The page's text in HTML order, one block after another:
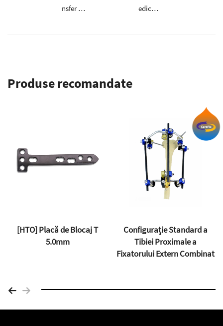
nsfer Os
edică p
Produse recomandate
[HTO] Placă de Blocaj T
5.0mm
Configurație Standard a
Tibiei Proximale a
Fixatorului Extern Combinat